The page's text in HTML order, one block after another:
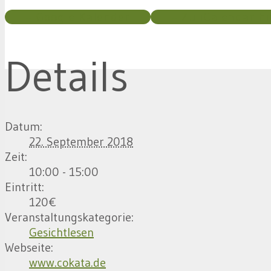
Details
Datum:
22. September 2018
Zeit:
10:00 - 15:00
Eintritt:
120€
Veranstaltungskategorie:
Gesichtlesen
Webseite:
www.cokata.de